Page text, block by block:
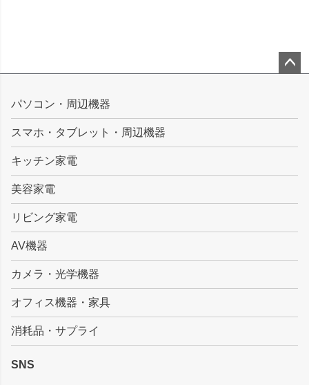
ップ
パソコン・周辺機器
スマホ・タブレット・周辺機器
キッチン家電
美容家電
リビング家電
AV機器
カメラ・光学機器
オフィス機器・家具
消耗品・サプライ
SNS